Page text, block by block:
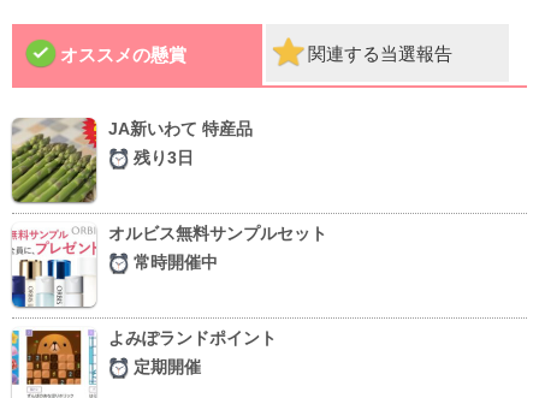
オススメの懸賞 関連する当選報告
JA新いわて 特産品
残り3日
オルビス無料サンプルセット
常時開催中
よみぽランドポイント
定期開催